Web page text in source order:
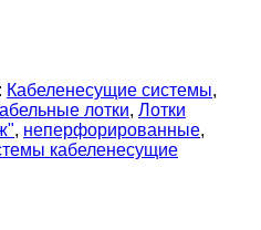
Кабеленесущие системы,
лотки, Лотки
, неперфорированные,
кабеленесущие